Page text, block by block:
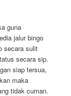
guna
jalur bingo
secara sulit
secara sip.
siap tersua,
maka
tidak cuman.